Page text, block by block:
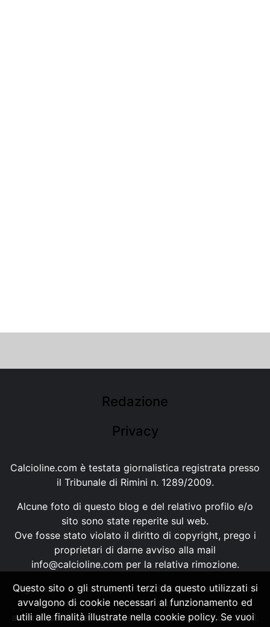
Redazione
Privacy
Calcioline.com è testata giornalistica registrata presso
il Tribunale di Rimini n. 1289/2009.
Alcune foto di questo blog e del relativo profilo e/o
sito sono state reperite sul web.
Ove fosse stato violato il diritto di copyright, prego i
proprietari di darne avviso alla mail
info@calcioline.com per la relativa rimozione.
Ogni testo e foto di proprietà di Calcioline.com non
possono essere copiati o riprodotti, senza
autorizzazione, ai sensi della normativa n.29 del 2001.
Questo sito o gli strumenti terzi da questo utilizzati si
avvalgono di cookie necessari al funzionamento ed
utili alle finalità illustrate nella cookie policy. Se vuoi